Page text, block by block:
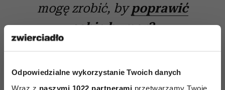
Odpowiedzialne wykorzystanie Twoich danych
Wraz z naszymi 1022 partnerami przetwarzamy Twoje
mogę zrobić, by poprawić
sobie humor?